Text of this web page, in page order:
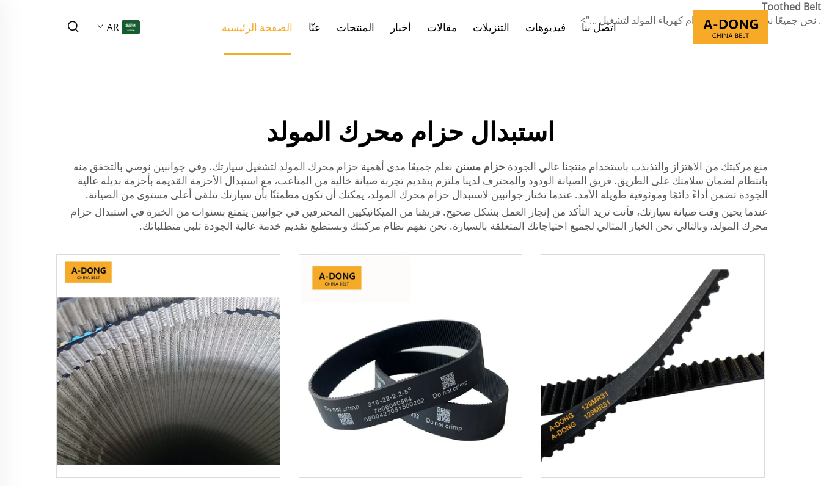
Toothed Belt
. نحن جميعًا ندرك مدى أهمية حزام كهرباء المولد لتشغيل ...">
الصفحة الرئيسية عنّا المنتجات أخبار مقالات التنزيلات فيديوهات اتصل بنا AR
استبدال حزام محرك المولد
منع مركبتك من الاهتزاز والتذبذب باستخدام منتجنا عالي الجودة حزام مسنن نعلم جميعًا مدى أهمية حزام محرك المولد لتشغيل سيارتك، وفي جوانبين نوصي بالتحقق منه
بانتظام لضمان سلامتك على الطريق. فريق الصيانة الودود والمحترف لدينا ملتزم بتقديم تجربة صيانة خالية من المتاعب، مع استبدال الأحزمة القديمة بأحزمة بديلة عالية
الجودة تضمن أداءً دائمًا وموثوقية طويلة الأمد. عندما تختار جوانبين لاستبدال حزام محرك المولد، يمكنك أن تكون مطمئنًا بأن سيارتك تتلقى أعلى مستوى من الصيانة.
عندما يحين وقت صيانة سيارتك، فأنت تريد التأكد من إنجاز العمل بشكل صحيح. فريقنا من الميكانيكيين المحترفين في جوانبين يتمتع بسنوات من الخبرة في استبدال حزام
محرك المولد، وبالتالي نحن الخيار المثالي لجميع احتياجاتك المتعلقة بالسيارة. نحن نفهم نظام مركبتك ونستطيع تقديم خدمة عالية الجودة تلبي متطلباتك.